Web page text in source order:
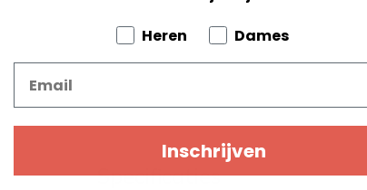
Specificaties
Tell us about your pets
Heren
Dames
Inschrijven